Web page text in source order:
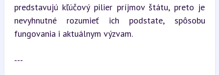
predstavujú kľúčový pilier príjmov štátu, preto je
nevyhnutné rozumieť ich podstate, spôsobu
fungovania i aktuálnym výzvam.
---